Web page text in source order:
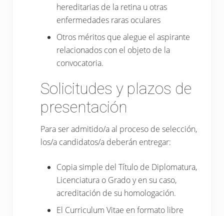
hereditarias de la retina u otras
enfermedades raras oculares
Otros méritos que alegue el aspirante
relacionados con el objeto de la
convocatoria.
Solicitudes y plazos de
presentación
Para ser admitido/a al proceso de selección,
los/a candidatos/a deberán entregar:
Copia simple del Título de Diplomatura,
Licenciatura o Grado y en su caso,
acreditación de su homologación.
El Curriculum Vitae en formato libre